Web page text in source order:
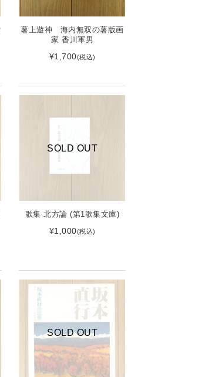
薯上遊神 海内無双の薯版画
家 香川軍男
¥1,700(税込)
SOLD OUT
歌集 北方論 (第1歌集文庫)
¥1,000(税込)
SOLD OUT